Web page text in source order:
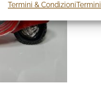
Termini & Condizioni